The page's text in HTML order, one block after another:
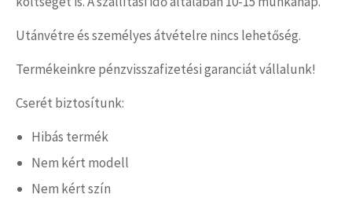
Utánvétre és személyes átvételre nincs lehetőség.
Termékeinkre pénzvisszafizetési garanciát vállalunk!
Cserét biztosítunk:
Hibás termék
Nem kért modell
Nem kért szín